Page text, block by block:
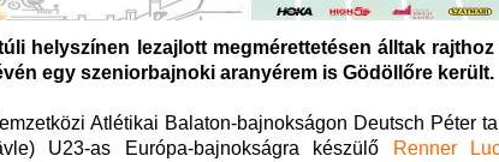
helyszínen lezajlott megmérettetésen álltak
egy szeniorbajnoki aranyérem is Gödöllőre került.
Atlétikai Balaton-bajnokságon Deutsch Péter
U23-as Európa-bajnokságra készülő
Renner